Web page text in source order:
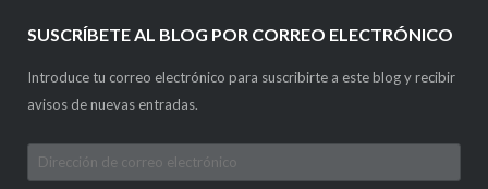
SUSCRÍBETE AL BLOG POR CORREO ELECTRÓNICO
Introduce tu correo electrónico para suscribirte a este blog y recibir
avisos de nuevas entradas.
Dirección
de